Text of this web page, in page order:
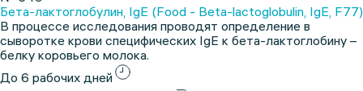
Бета-лактоглобулин, IgE (Food - Beta-lactoglobulin, IgE, F77)
В процессе исследования проводят определение в
сыворотке крови специфических IgE к бета-лактоглобину –
белку коровьего молока.
До 6 рабочих дней